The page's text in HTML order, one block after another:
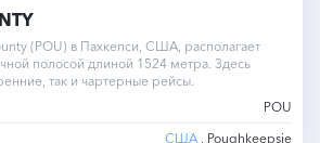
(POU) в Пахкепси, США, располагает
полосой длиной 1524 метра. Здесь
так и чартерные рейсы.
POU
США , Poughkeepsie